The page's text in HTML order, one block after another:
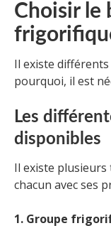
Choisir le
Il existe différents
pourquoi, il est
Les
disponibles
Il existe
chacun avec ses
1. Groupe